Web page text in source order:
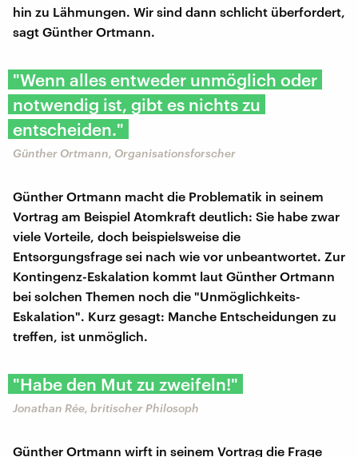
hin zu Lähmungen. Wir sind dann schlicht überfordert,
sagt Günther Ortmann.
"Wenn alles entweder unmöglich oder
notwendig ist, gibt es nichts zu
entscheiden."
Günther Ortmann, Organisationsforscher
Günther Ortmann macht die Problematik in seinem
Vortrag am Beispiel Atomkraft deutlich: Sie habe zwar
viele Vorteile, doch beispielsweise die
Entsorgungsfrage sei nach wie vor unbeantwortet. Zur
Kontingenz-Eskalation kommt laut Günther Ortmann
bei solchen Themen noch die "Unmöglichkeits-
Eskalation". Kurz gesagt: Manche Entscheidungen zu
treffen, ist unmöglich.
"Habe den Mut zu zweifeln!"
Jonathan Rée, britischer Philosoph
Günther Ortmann wirft in seinem Vortrag die Frage